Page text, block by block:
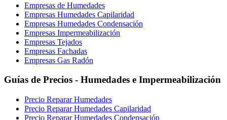
Empresas de Humedades
Empresas Humedades Capilaridad
Empresas Humedades Condensación
Empresas Impermeabilización
Empresas Tejados
Empresas Fachadas
Empresas Gas Radón
Guías de Precios - Humedades e Impermeabilización
Precio Reparar Humedades
Precio Reparar Humedades Capilaridad
Precio Reparar Humedades Condensación